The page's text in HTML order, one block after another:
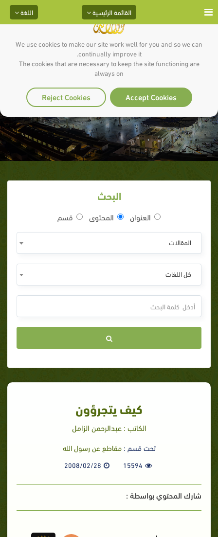
We use cookies to make our site work well for you and so we can
continually improve it.
The cookies that are necessary to keep the site functioning are
always on
Accept Cookies
Reject Cookies
اللغة القائمة الرئيسية
كيف يتجرؤون
البحث
العنوان المحتوى قسم
المقالات
كل اللغات
كيف يتجرؤون
الكاتب : عبدالرحمن الزامل
تحت قسم :مقاطع عن رسول الله
15594
2008/02/28
شارك المحتوي بواسطة :